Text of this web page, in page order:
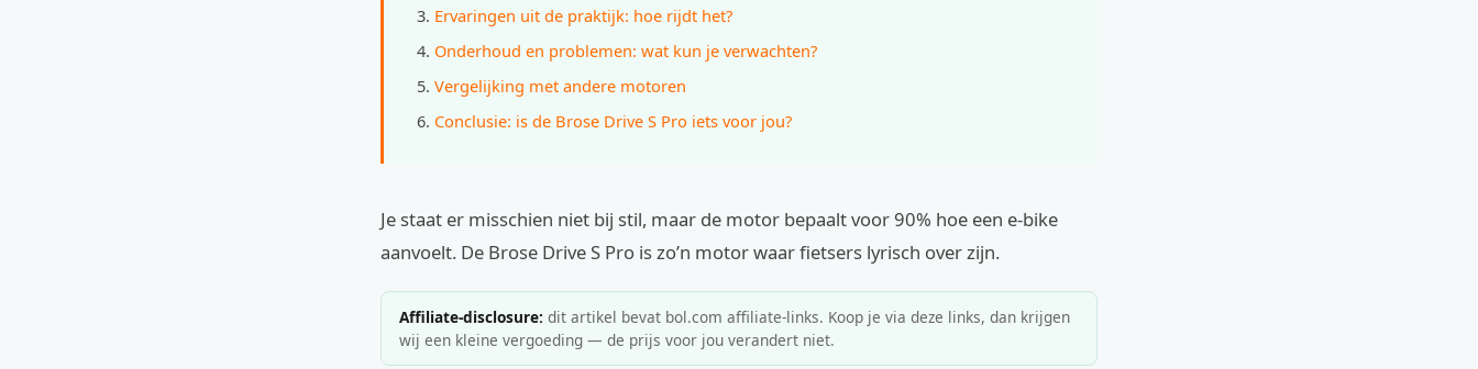
Ervaringen uit de praktijk: hoe rijdt het?
Onderhoud en problemen: wat kun je verwachten?
Vergelijking met andere motoren
Conclusie: is de Brose Drive S Pro iets voor jou?
Je staat er misschien niet bij stil, maar de motor bepaalt voor 90% hoe een e-bike
aanvoelt. De Brose Drive S Pro is zo’n motor waar fietsers lyrisch over zijn.
Affiliate-disclosure: dit artikel bevat bol.com affiliate-links. Koop je via deze links, dan krijgen
wij een kleine vergoeding — de prijs voor jou verandert niet.